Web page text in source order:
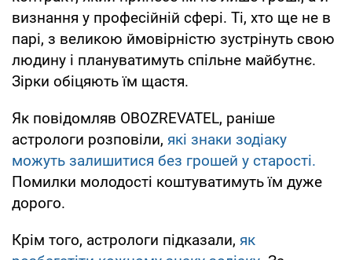
визнання у професійній сфері. Ті, хто ще не в
парі, з великою ймовірністю зустрінуть свою
людину і плануватимуть спільне майбутнє.
Зірки обіцяють їм щастя.
Як повідомляв OBOZREVATEL, раніше
астрологи розповіли, які знаки зодіаку
можуть залишитися без грошей у старості.
Помилки молодості коштуватимуть їм дуже
дорого.
Крім того, астрологи підказали, як